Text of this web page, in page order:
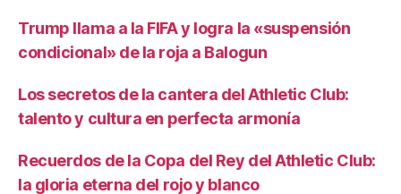
Trump llama a la FIFA y logra la «suspensión
condicional» de la roja a Balogun
Los secretos de la cantera del Athletic Club:
talento y cultura en perfecta armonía
Recuerdos de la Copa del Rey del Athletic Club:
la gloria eterna del rojo y blanco